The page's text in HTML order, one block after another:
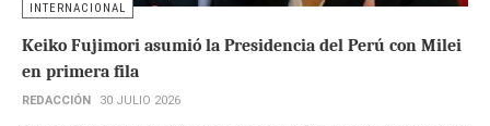
INTERNACIONAL
Keiko Fujimori asumió la Presidencia del Perú con Milei
en primera fila
REDACCIÓN 30 JULIO 2026